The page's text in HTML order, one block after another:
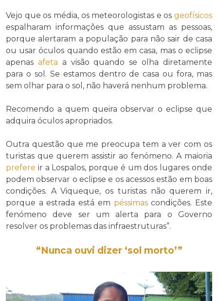
Vejo que os média, os meteorologistas e os geofísicos
espalharam informações que assustam as pessoas,
porque alertaram a população para não sair de casa
ou usar óculos quando estão em casa, mas o eclipse
apenas afeta a visão quando se olha diretamente
para o sol. Se estamos dentro de casa ou fora, mas
sem olhar para o sol, não haverá nenhum problema.
Recomendo a quem queira observar o eclipse que
adquira óculos apropriados.
Outra questão que me preocupa tem a ver com os
turistas que querem assistir ao fenómeno. A maioria
prefere ir a Lospalos, porque é um dos lugares onde
podem observar o eclipse e os acessos estão em boas
condições. A Viqueque, os turistas não querem ir,
porque a estrada está em péssimascondições. Este
fenómeno deve ser um alerta para o Governo
resolver os problemas das infraestruturas”.
“Nunca ouvi dizer ‘sol morto’”